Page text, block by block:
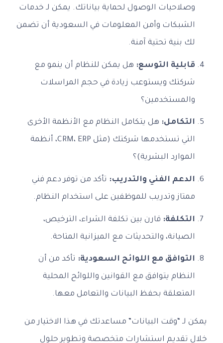
وصلاحيات الوصول لحماية بياناتك. يمكن لـ خدمات
الشبكات وأمن المعلومات في السعودية أن تضمن
لك بنية تحتية آمنة.
قابلية التوسع: هل يمكن للنظام أن ينمو مع
شركتك ويستوعب زيادة في حجم المراسلات
والمستخدمين؟
التكامل: هل يتكامل النظام مع الأنظمة الأخرى
التي تستخدمها شركتك (مثل CRM، ERP، أنظمة
الموارد البشرية)؟
الدعم الفني والتدريب: تأكد من توفر دعم فني
ممتاز وتدريب للموظفين على استخدام النظام.
التكلفة: قارن بين تكلفة الشراء، الترخيص،
الصيانة، والتحديثات مع الميزانية المتاحة.
التوافق مع اللوائح السعودية: تأكد من أن
النظام يتوافق مع القوانين واللوائح المحلية
المتعلقة بحفظ البيانات والتعامل معها.
يمكن لـ “وقت البيانات” مساعدتك في هذا الاختيار من
خلال تقديم استشارات متخصصة وتطوير حلول